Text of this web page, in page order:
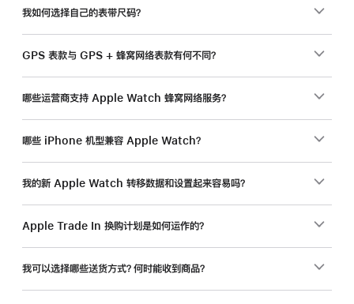
我如何选择自己的表带尺码？
GPS 表款与 GPS + 蜂窝网络表款有何不同？
哪些运营商支持 Apple Watch 蜂窝网络服务？
哪些 iPhone 机型兼容 Apple Watch？
我的新 Apple Watch 转移数据和设置起来容易吗？
Apple Trade In 换购计划是如何运作的？
我可以选择哪些送货方式？何时能收到商品？